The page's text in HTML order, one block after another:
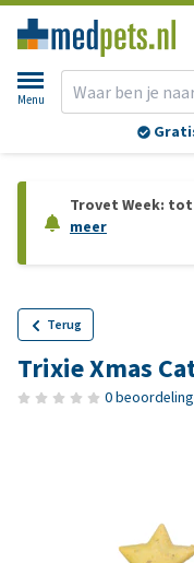
Menu
Trovet Week:
meer
Terug
Trixie Xmas
0